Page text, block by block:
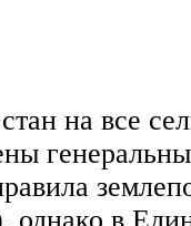
на все